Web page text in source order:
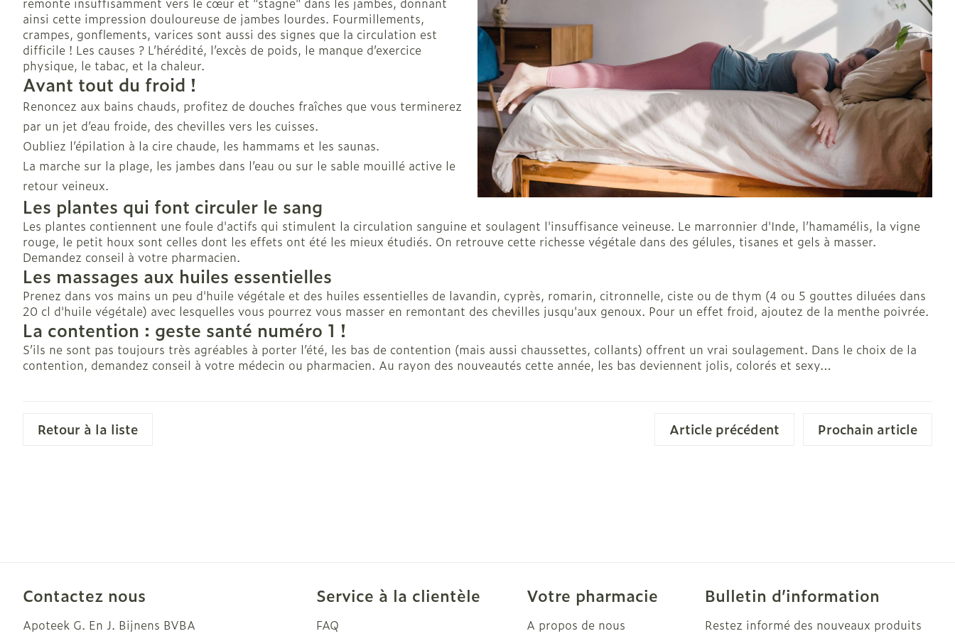
Soins des cheveux
Afficher plus
Bouche
Bouche sèche
Brosses à dents
électriques
Accessoires
interdentaires - fil
dentaire
Afficher plus
Nez
Lavage oculaire
Collyre
Crème - gel
Oreilles
Bouchons d'oreilles
Nettoyage des oreilles
Gouttes auriculaires
Pieds et jambes
Pieds secs, callosités et
Vernis à ongles
Après-soleil
Préparation au soleil
Bain et douche
Soins du visage
maquillage
contraception
Bien-être intime
de nettoyage
Tonic - lotion
ainsi cette impression douloureuse de jambes lourdes. Fourmillements,
crampes, gonflements, varices sont aussi des signes que la circulation est
difficile ! Les causes ? L’hérédité, l’excès de poids, le manque d’exercice
physique, le tabac, et la chaleur.
Avant tout du froid !
Renoncez aux bains chauds, profitez de douches fraîches que vous terminerez
par un jet d’eau froide, des chevilles vers les cuisses.
Oubliez l’épilation à la cire chaude, les hammams et les saunas.
La marche sur la plage, les jambes dans l’eau ou sur le sable mouillé active le
retour veineux.
Les plantes qui font circuler le sang
Les plantes contiennent une foule d'actifs qui stimulent la circulation sanguine et soulagent l'insuffisance veineuse. Le marronnier d'Inde, l’hamamélis, la vigne
rouge, le petit houx sont celles dont les effets ont été les mieux étudiés. On retrouve cette richesse végétale dans des gélules, tisanes et gels à masser.
Demandez conseil à votre pharmacien.
Les massages aux huiles essentielles
Prenez dans vos mains un peu d'huile végétale et des huiles essentielles de lavandin, cyprès, romarin, citronnelle, ciste ou de thym (4 ou 5 gouttes diluées dans
20 cl d'huile végétale) avec lesquelles vous pourrez vous masser en remontant des chevilles jusqu'aux genoux. Pour un effet froid, ajoutez de la menthe poivrée.
La contention : geste santé numéro 1 !
S’ils ne sont pas toujours très agréables à porter l’été, les bas de contention (mais aussi chaussettes, collants) offrent un vrai soulagement. Dans le choix de la
contention, demandez conseil à votre médecin ou pharmacien. Au rayon des nouveautés cette année, les bas deviennent jolis, colorés et sexy…
Retour à la liste Article précédent Prochain article
Contactez nous
Apoteek G. En J. Bijnens BVBA
Service à la clientèle
FAQ
Votre pharmacie
A propos de nous
Bulletin d’information
Restez informé des nouveaux produits